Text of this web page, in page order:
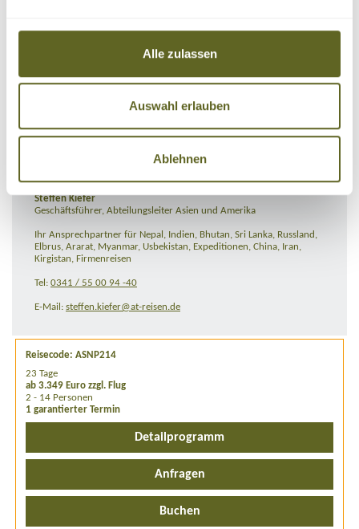
Alle zulassen
Auswahl erlauben
Ablehnen
Steffen Kiefer
Geschäftsführer, Abteilungsleiter Asien und Amerika
Ihr Ansprechpartner für Nepal, Indien, Bhutan, Sri Lanka, Russland,
Elbrus, Ararat, Myanmar, Usbekistan, Expeditionen, China, Iran,
Kirgistan, Firmenreisen
Tel: 0341 / 55 00 94 -40
E-Mail: steffen.kiefer@at-reisen.de
Reisecode: ASNP214
23 Tage
ab 3.349 Euro zzgl. Flug
2 - 14 Personen
1 garantierter Termin
Detailprogramm
Anfragen
Buchen